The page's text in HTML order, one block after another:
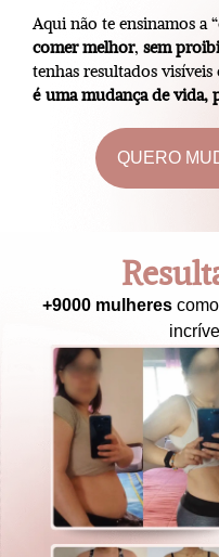
Aqui não te ensinamos a
comer melhor, sem
tenhas resultados
é uma mudança de vida,
QUERO
+9000 mulherescomo